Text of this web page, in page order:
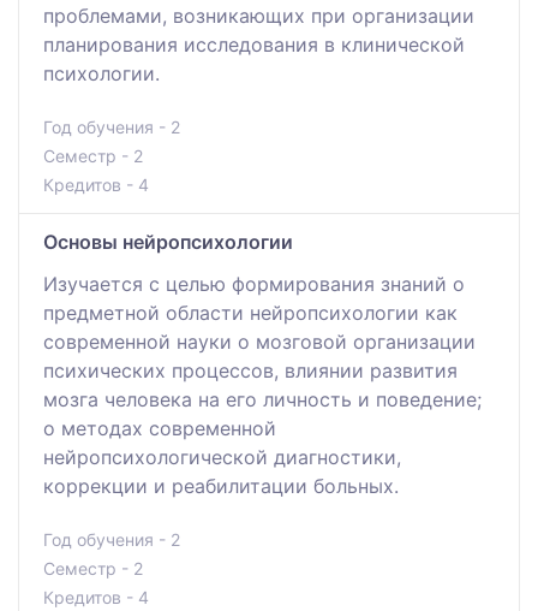
проблемами, возникающих при организации
планирования исследования в клинической
психологии.
Год обучения - 2
Семестр - 2
Кредитов - 4
Основы нейропсихологии
Изучается с целью формирования знаний о
предметной области нейропсихологии как
современной науки о мозговой организации
психических процессов, влиянии развития
мозга человека на его личность и поведение;
о методах современной
нейропсихологической диагностики,
коррекции и реабилитации больных.
Год обучения - 2
Семестр - 2
Кредитов - 4